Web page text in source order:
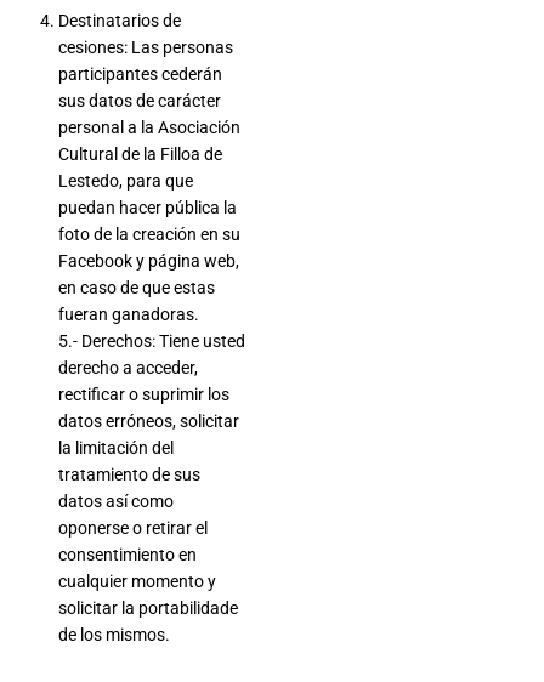
Destinatarios de
cesiones: Las personas
participantes cederán
sus datos de carácter
personal a la Asociación
Cultural de la Filloa de
Lestedo, para que
puedan hacer pública la
foto de la creación en su
Facebook y página web,
en caso de que estas
fueran ganadoras.
5.- Derechos: Tiene usted
derecho a acceder,
rectificar o suprimir los
datos erróneos, solicitar
la limitación del
tratamiento de sus
datos así como
oponerse o retirar el
consentimiento en
cualquier momento y
solicitar la portabilidade
de los mismos.